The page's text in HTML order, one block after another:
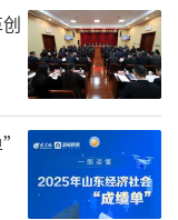
，从2025年春
学校原则上将小
长至15分钟。
课时间、午餐
间小学顺延10
课间活动行为